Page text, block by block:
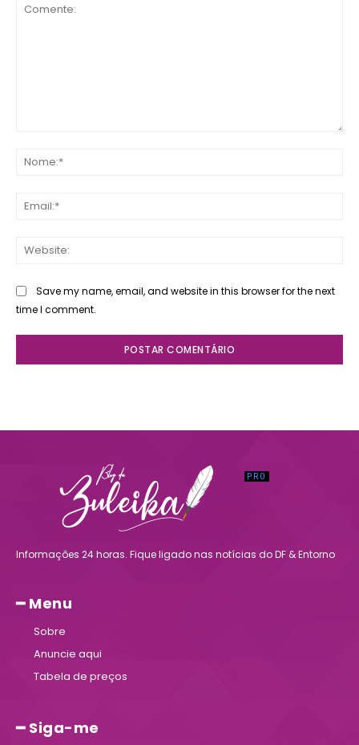
Save my name, email, and website in this browser for the next
time I comment.
Informações 24 horas. Fique ligado nas notícias do DF & Entorno
━ Menu
Sobre
Anuncie aqui
Tabela de preços
━ Siga-me